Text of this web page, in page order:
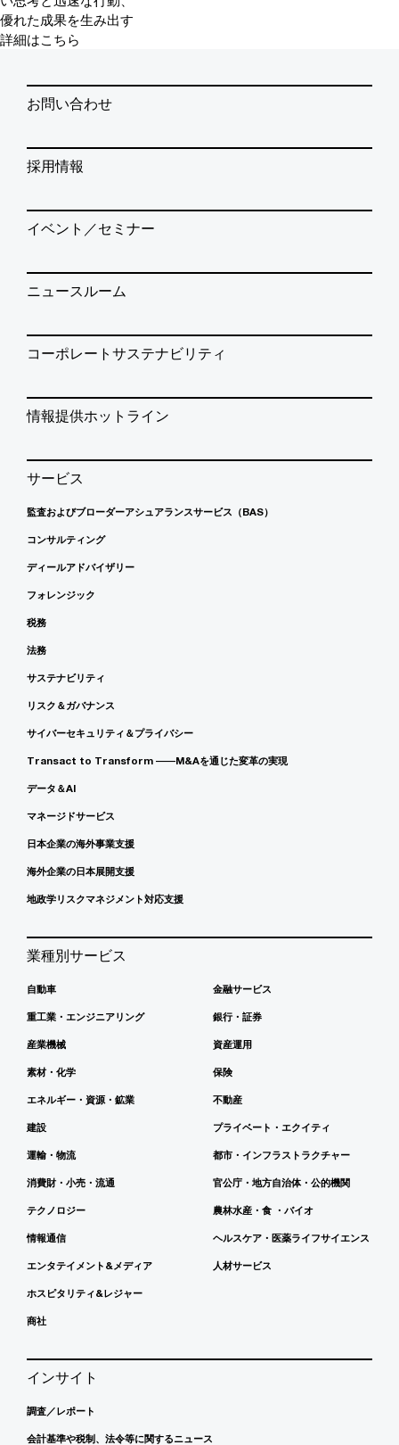
優れた成果を生み出す
詳細はこちら
お問い合わせ
採用情報
イベント／セミナー
ニュースルーム
コーポレートサステナビリティ
情報提供ホットライン
サービス
監査およびブローダーアシュアランスサービス（BAS）
コンサルティング
ディールアドバイザリー
フォレンジック
税務
法務
サステナビリティ
リスク＆ガバナンス
サイバーセキュリティ＆プライバシー
Transact to Transform ――M&Aを通じた変革の実現
データ＆AI
マネージドサービス
日本企業の海外事業支援
海外企業の日本展開支援
地政学リスクマネジメント対応支援
業種別サービス
自動車
重工業・エンジニアリング
産業機械
素材・化学
エネルギー・資源・鉱業
建設
運輸・物流
消費財・小売・流通
テクノロジー
情報通信
エンタテイメント&メディア
ホスピタリティ&レジャー
商社
金融サービス
銀行・証券
資産運用
保険
不動産
プライベート・エクイティ
都市・インフラストラクチャー
官公庁・地方自治体・公的機関
農林水産・食 ・バイオ
ヘルスケア・医薬ライフサイエンス
人材サービス
インサイト
調査／レポート
会計基準や税制、法令等に関するニュース